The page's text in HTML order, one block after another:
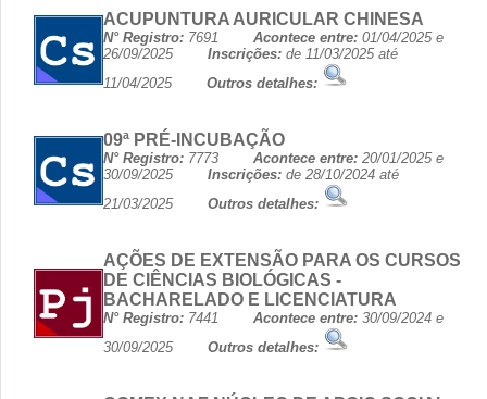
ACUPUNTURA AURICULAR CHINESA
N° Registro: 7691 Acontece entre: 01/04/2025 e
26/09/2025 Inscrições: de 11/03/2025 até
11/04/2025 Outros detalhes:
09ª PRÉ-INCUBAÇÃO
N° Registro: 7773 Acontece entre: 20/01/2025 e
30/09/2025 Inscrições: de 28/10/2024 até
21/03/2025 Outros detalhes:
AÇÕES DE EXTENSÃO PARA OS CURSOS
DE CIÊNCIAS BIOLÓGICAS -
BACHARELADO E LICENCIATURA
N° Registro: 7441 Acontece entre: 30/09/2024 e
30/09/2025 Outros detalhes: